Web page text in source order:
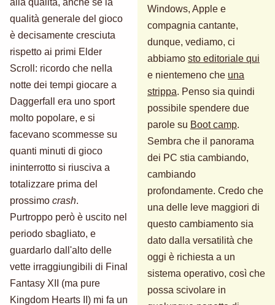
qualità generale del gioco
è decisamente cresciuta
rispetto ai primi Elder
Scroll: ricordo che nella
notte dei tempi giocare a
Daggerfall era uno sport
molto popolare, e si
facevano scommesse su
quanti minuti di gioco
ininterrotto si riusciva a
totalizzare prima del
prossimo crash.
Purtroppo però è uscito nel
periodo sbagliato, e
guardarlo dall'alto delle
vette irraggiungibili di Final
Fantasy XII (ma pure
Kingdom Hearts II) mi fa un
Windows, Apple e
compagnia cantante,
dunque, vediamo, ci
abbiamo sto editoriale qui
e nientemeno che una
strippa. Penso sia quindi
possibile spendere due
parole su Boot camp.
Sembra che il panorama
dei PC stia cambiando,
cambiando
profondamente. Credo che
una delle leve maggiori di
questo cambiamento sia
dato dalla versatilità che
oggi è richiesta a un
sistema operativo, così che
possa scivolare in